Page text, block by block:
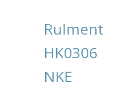
Rulment
HK0306
NKE